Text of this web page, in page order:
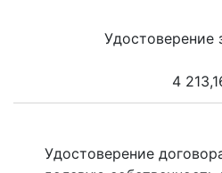
Удостоверение
4
Удостоверение